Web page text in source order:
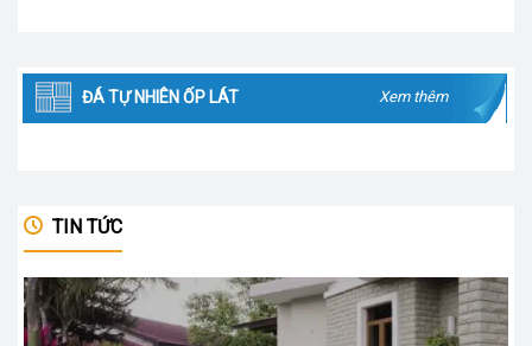
ĐÁ TỰ NHIÊN ỐP LÁT Xem thêm
TIN TỨC